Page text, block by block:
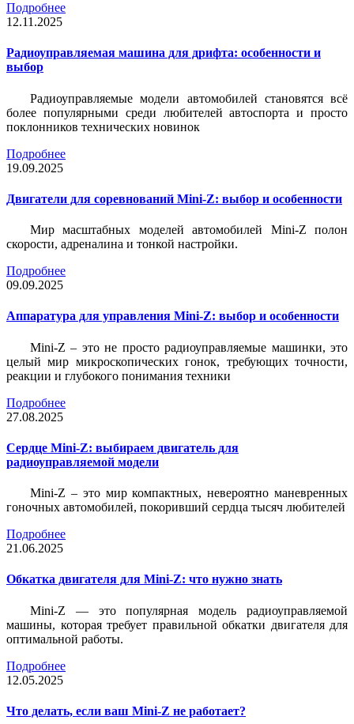
Подробнее
12.11.2025
Радиоуправляемая машина для дрифта: особенности и
выбор
Радиоуправляемые модели автомобилей становятся всё
более популярными среди любителей автоспорта и просто
поклонников технических новинок
Подробнее
19.09.2025
Двигатели для соревнований Mini-Z: выбор и особенности
Мир масштабных моделей автомобилей Mini-Z полон
скорости, адреналина и тонкой настройки.
Подробнее
09.09.2025
Аппаратура для управления Mini-Z: выбор и особенности
Mini-Z – это не просто радиоуправляемые машинки, это
целый мир микроскопических гонок, требующих точности,
реакции и глубокого понимания техники
Подробнее
27.08.2025
Сердце Mini-Z: выбираем двигатель для
радиоуправляемой модели
Mini-Z – это мир компактных, невероятно маневренных
гоночных автомобилей, покоривший сердца тысяч любителей
Подробнее
21.06.2025
Обкатка двигателя для Mini-Z: что нужно знать
Mini-Z — это популярная модель радиоуправляемой
машины, которая требует правильной обкатки двигателя для
оптимальной работы.
Подробнее
12.05.2025
Что делать, если ваш Mini-Z не работает?